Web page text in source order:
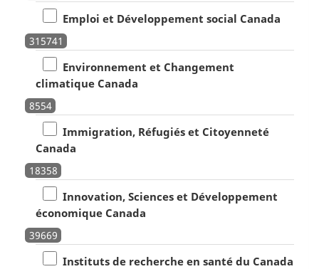
Emploi et Développement social Canada
315741
Environnement et Changement
climatique Canada
8554
Immigration, Réfugiés et Citoyenneté
Canada
18358
Innovation, Sciences et Développement
économique Canada
39669
Instituts de recherche en santé du Canada